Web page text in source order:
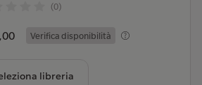
(0)
Verifica disponibilità
libreria